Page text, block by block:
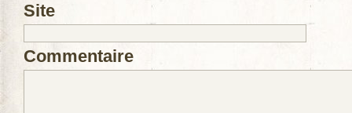
Site
Commentaire